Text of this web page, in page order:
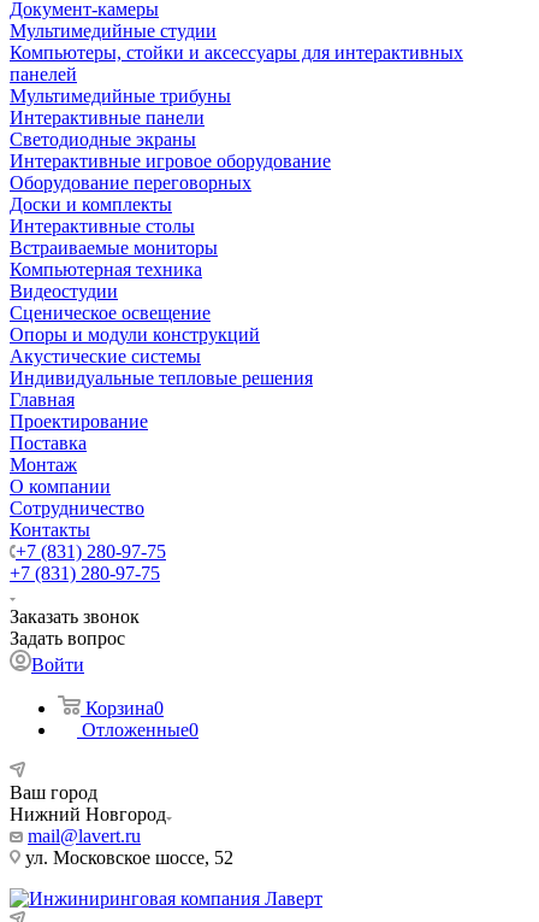
Документ-камеры
Мультимедийные студии
Компьютеры, стойки и аксессуары для интерактивных
панелей
Мультимедийные трибуны
Интерактивные панели
Светодиодные экраны
Интерактивные игровое оборудование
Оборудование переговорных
Доски и комплекты
Интерактивные столы
Встраиваемые мониторы
Компьютерная техника
Видеостудии
Cценическое освещение
Опоры и модули конструкций
Акустические системы
Индивидуальные тепловые решения
Главная
Проектирование
Поставка
Монтаж
О компании
Сотрудничество
Контакты
+7 (831) 280-97-75
+7 (831) 280-97-75
Заказать звонок
Задать вопрос
Войти
Корзина0
Отложенные0
Ваш город
Нижний Новгород
mail@lavert.ru
ул. Московское шоссе, 52